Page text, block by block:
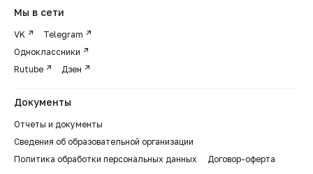
Мы в сети
VK
Telegram
Одноклассники
Rutube
Дзен
Документы
Отчеты и документы
Сведения об образовательной организации
Политика обработки персональных данных
Договор-оферта